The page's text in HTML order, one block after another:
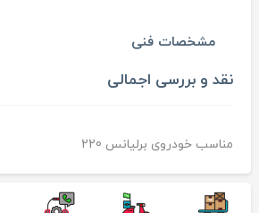
مشخصات فنی
نقد و بررسی اجمالی
مناسب خودروی برلیانس 220